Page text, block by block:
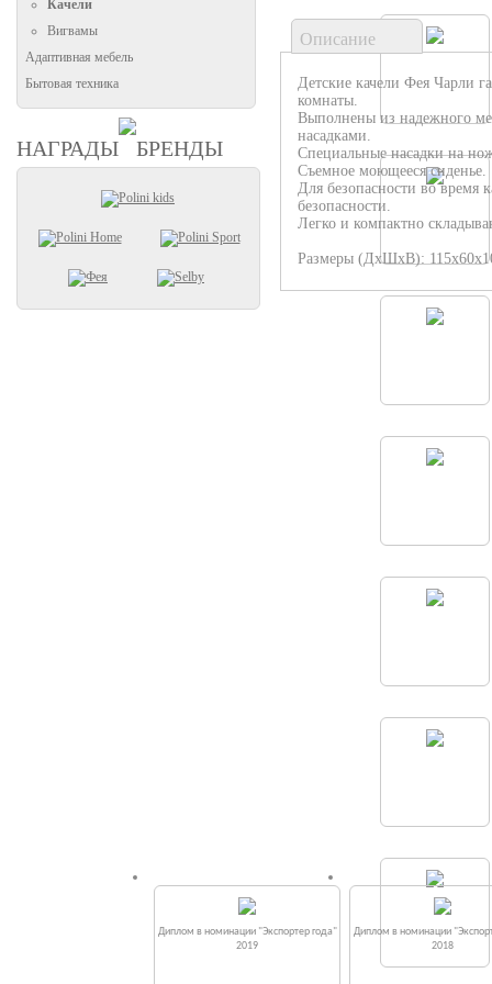
Качели
Вигвамы
Адаптивная мебель
Бытовая техника
НАГРАДЫ БРЕНДЫ
Описание
Детские качели Фея Чарли
комнаты.
Выполнены из надежного
насадками.
Специальные насадки на
Съемное моющееся сиденье.
Для безопасности во время
безопасности.
Легко и компактно
Размеры (ДхШхВ):
Диплом в номинации "Экспортер года"
2019
Диплом в номинации
2018